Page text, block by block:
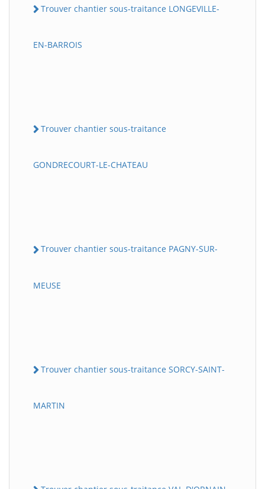
Trouver chantier sous-traitance LONGEVILLE-
EN-BARROIS
Trouver chantier sous-traitance
GONDRECOURT-LE-CHATEAU
Trouver chantier sous-traitance PAGNY-SUR-
MEUSE
Trouver chantier sous-traitance SORCY-SAINT-
MARTIN